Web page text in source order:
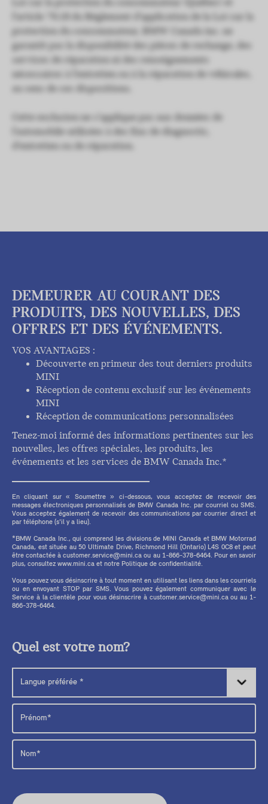
Loi sur la protection du consommateur (Québec) et
l’article 79.18 du Règlement d’application de la Loi sur la
protection du consommateur, BMW Canada inc. ne
garantit pas la disponibilité des pièces de rechange, des
services de réparation ni des renseignements
nécessaires à l’entretien ou à la réparation de véhicules,
au sens de ces dispositions.
Cette exclusion ne s’applique pas aux données de
l’automobile utilisées à des fins de diagnostic,
d’entretien ou de réparation.
DEMEURER AU COURANT DES
PRODUITS, DES NOUVELLES, DES
OFFRES ET DES ÉVÉNEMENTS.
VOS AVANTAGES :
Découverte en primeur des tout derniers produits
MINI
Réception de contenu exclusif sur les événements
MINI
Réception de communications personnalisées
Tenez-moi informé des informations pertinentes sur les
nouvelles, les offres spéciales, les produits, les
événements et les services de BMW Canada Inc.*
En cliquant sur « Soumettre » ci-dessous, vous acceptez de recevoir des
messages électroniques personnalisés de BMW Canada Inc. par courriel ou SMS.
Vous acceptez également de recevoir des communications par courrier direct et
par téléphone (s'il y a lieu).
*BMW Canada Inc., qui comprend les divisions de MINI Canada et BMW Motorrad
Canada, est située au 50 Ultimate Drive, Richmond Hill (Ontario) L4S 0C8 et peut
être contactée à customer.service@mini.ca ou au 1-866-378-6464. Pour en savoir
plus, consultez www.mini.ca et notre Politique de confidentialité.
Vous pouvez vous désinscrire à tout moment en utilisant les liens dans les courriels
ou en envoyant STOP par SMS. Vous pouvez également communiquer avec le
Service à la clientèle pour vous désinscrire à customer.service@mini.ca ou au 1-
866-378-6464.
Quel est votre nom?